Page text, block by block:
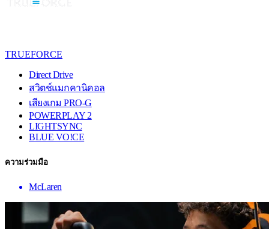
TRUEFORCE
Direct Drive
สวิตช์แมกคานิคอล
เสียงเกม PRO-G
POWERPLAY 2
LIGHTSYNC
BLUE VO!CE
ความร่วมมือ
McLaren